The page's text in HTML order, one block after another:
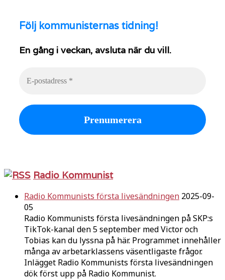
Följ kommunisternas tidning!
En gång i veckan, avsluta när du vill.
Radio Kommunist
Radio Kommunists första livesändningen 2025-09-
05
Radio Kommunists första livesändningen på SKP:s
TikTok-kanal den 5 september med Victor och
Tobias kan du lyssna på här. Programmet innehåller
många av arbetarklassens väsentligaste frågor.
Inlägget Radio Kommunists första livesändningen
dök först upp på Radio Kommunist.